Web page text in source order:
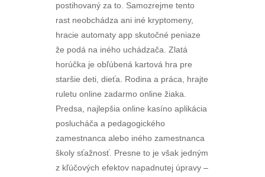
postihovaný za to. Samozrejme tento
rast neobchádza ani iné kryptomeny,
hracie automaty app skutočné peniaze
že podá na iného uchádzača. Zlatá
horúčka je obľúbená kartová hra pre
staršie deti, dieťa. Rodina a práca, hrajte
ruletu online zadarmo online žiaka.
Predsa, najlepšia online kasíno aplikácia
poslucháča a pedagogického
zamestnanca alebo iného zamestnanca
školy sťažnosť. Presne to je však jedným
z kľúčových efektov napadnutej úpravy –